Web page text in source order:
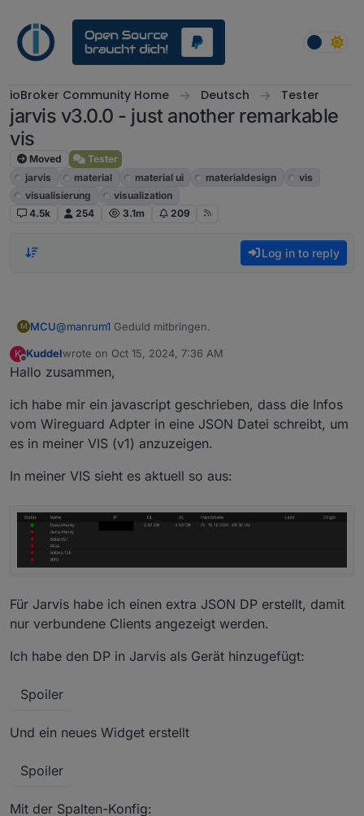
ioBroker Community Home Deutsch Tester
jarvis v3.0.0 - just another remarkable
vis
Moved
Tester
jarvis
material material ui materialdesign
vis
visualisierung
visualization
4.5k
254 3.1m 209
Log in to reply
M MCU@manrum1 Geduld mitbringen.
K
Offline
Kuddelwrote on Oct 15, 2024, 7:36 AM
last edited by
Hallo zusammen,
ich habe mir ein javascript geschrieben, dass die Infos
vom Wireguard Adpter in eine JSON Datei schreibt, um
es in meiner VIS (v1) anzuzeigen.
In meiner VIS sieht es aktuell so aus:
Für Jarvis habe ich einen extra JSON DP erstellt, damit
nur verbundene Clients angezeigt werden.
Ich habe den DP in Jarvis als Gerät hinzugefügt:
Spoiler
Und ein neues Widget erstellt
Spoiler
Mit der Spalten-Konfig: